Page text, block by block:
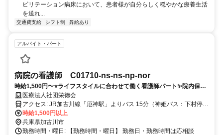
ビリテーション病床において、患者様が自分らしく穏やかな療養生活
を送れ...
交通費支給 シフト制 昇給あり
アルバイト・パート
病院の看護師 C01710-ns-ns-np-nor
時給1,500円〜⭐️ライフスタイルに合わせて働く看護師パート✨院内保育
所完備＆無料駐車場あり❗️復職を支える研修体制も万全⭕️
医療法人社団栄徳会
アクセス: JR加古川線「厄神駅」よりバス 15分（神姫バス：下村停留
所より徒歩すぐ） JR神戸線「加古川駅」よりバス 25分（神姫バス：
下村停留所より徒歩すぐ） 山陽電鉄本線「尾上の松駅」よりバス 35
分（各方面より加古川駅経由、下村停留所下車）
時給1,500円以上
兵庫県加古川市
勤務時間・曜日: 【勤務時間・曜日】 勤務日・勤務時間は応相談